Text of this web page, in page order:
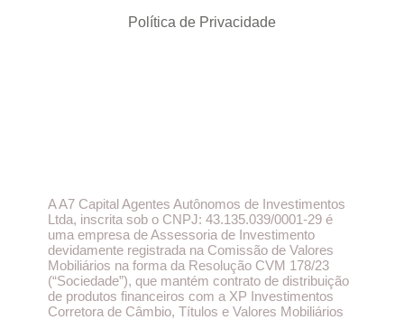
Política de Privacidade
A A7 Capital Agentes Autônomos de Investimentos
Ltda, inscrita sob o CNPJ: 43.135.039/0001-29 é
uma empresa de Assessoria de Investimento
devidamente registrada na Comissão de Valores
Mobiliários na forma da Resolução CVM 178/23
(“Sociedade”), que mantém contrato de distribuição
de produtos financeiros com a XP Investimentos
Corretora de Câmbio, Títulos e Valores Mobiliários